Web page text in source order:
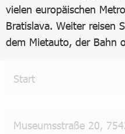
vielen europäischen
Bratislava. Weiter reisen
dem Mietauto, der Bahn